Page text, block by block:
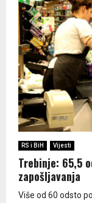
RS i BiH Vijesti
Trebinje: 65,5
zapošljavanja
Više od 60 odsto